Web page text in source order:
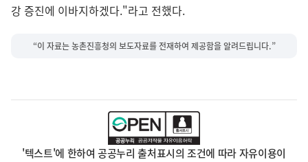
강 증진에 이바지하겠다."라고 전했다.
“이 자료는 농촌진흥청의 보도자료를 전재하여 제공함을 알려드립니다.”
'텍스트'에 한하여 공공누리 출처표시의 조건에 따라 자유이용이